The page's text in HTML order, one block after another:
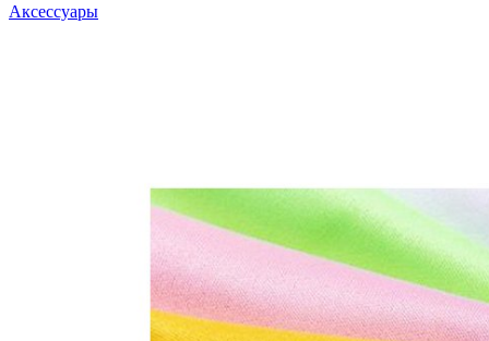
Аксессуары